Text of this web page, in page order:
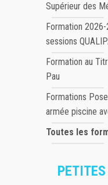
Supérieur des
Formation
sessions
Formation au
Pau
Formations
armée piscine
Toutes les